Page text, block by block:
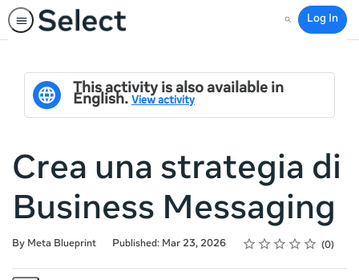
Search
Log In
This activity is also available in
English. View activity
Crea una strategia di
Business Messaging
By Meta Blueprint Published: Mar 23, 2026 Rating
1 star
2 stars
3 stars
4 stars
5 stars
Average rating: 0 0
No reviews